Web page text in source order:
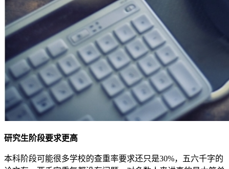
研究生阶段要求更高
本科阶段可能很多学校的查重率要求还只是30%，五六千字的